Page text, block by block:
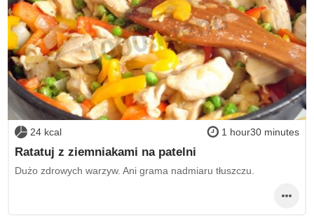
24 kcal 1 hour30 minutes
Ratatuj z ziemniakami na patelni
Dużo zdrowych warzyw. Ani grama nadmiaru tłuszczu.